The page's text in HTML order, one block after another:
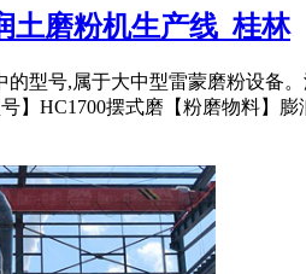
土磨粉机生产线_桂林
的型号,属于大中型雷蒙磨粉设备
】HC1700摆式磨【粉磨物料】膨